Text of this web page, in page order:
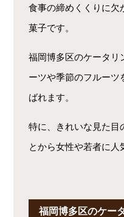
食事の締めくくりに欠
菓子です。
福岡博多区のケータリ
ーツや季節のフルーツ
ばれます。
特に、きれいな見た目
とから女性や若者に人
福岡博多区のケー